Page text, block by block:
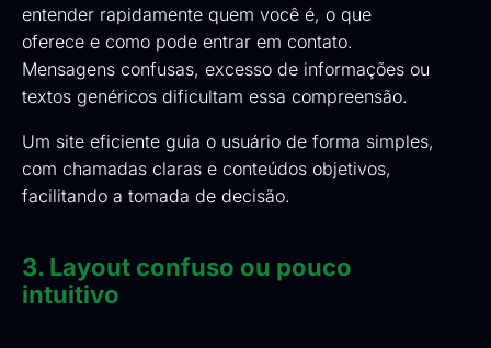
entender rapidamente quem você é, o que
oferece e como pode entrar em contato.
Mensagens confusas, excesso de informações ou
textos genéricos dificultam essa compreensão.
Um site eficiente guia o usuário de forma simples,
com chamadas claras e conteúdos objetivos,
facilitando a tomada de decisão.
3. Layout confuso ou pouco
intuitivo